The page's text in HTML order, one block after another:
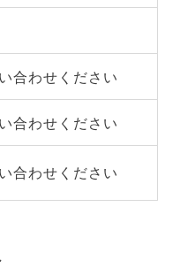
合わせください
合わせください
合わせください